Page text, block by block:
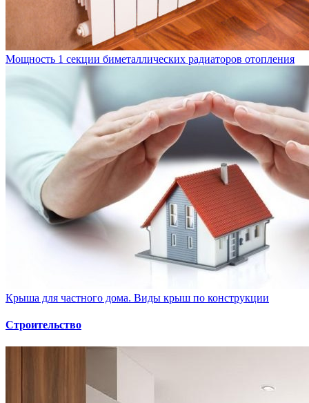
Мощность 1 секции биметаллических радиаторов отопления
Крыша для частного дома. Виды крыш по конструкции
Строительство